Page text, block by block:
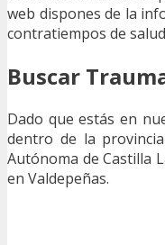
web dispones de la
contratiempos de
Buscar
Dado que estás en
dentro de la
Autónoma de Castilla
en Valdepeñas.